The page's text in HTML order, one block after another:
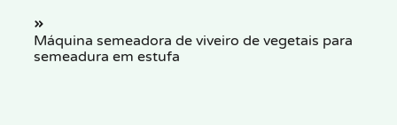
Máquina semeadora de viveiro de vegetais para
semeadura em estufa